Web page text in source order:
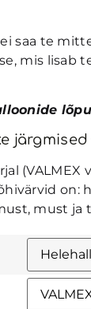
ei saa te
mis lisab
(VALMEX
on:
must ja